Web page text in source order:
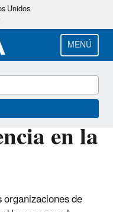
Unidos
MENÚ
en la
de